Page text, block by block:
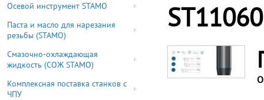
Осевой инструмент STAMO
Паста и масло для нарезания
резьбы (STAMO)
Смазочно-охлаждающая
жидкость (СОЖ STAMO)
Комплексная поставка станков с
ЧПУ